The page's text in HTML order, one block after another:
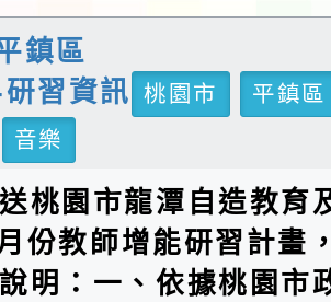
鎮區
習資訊
桃園市
平鎮區
音樂
桃園市龍潭自造教育
份教師增能研習計畫
明：一、依據桃園市